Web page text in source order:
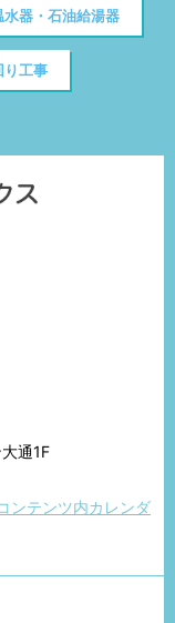
水器・石油給湯器
り工事
通1F
ンテンツ内カレンダ